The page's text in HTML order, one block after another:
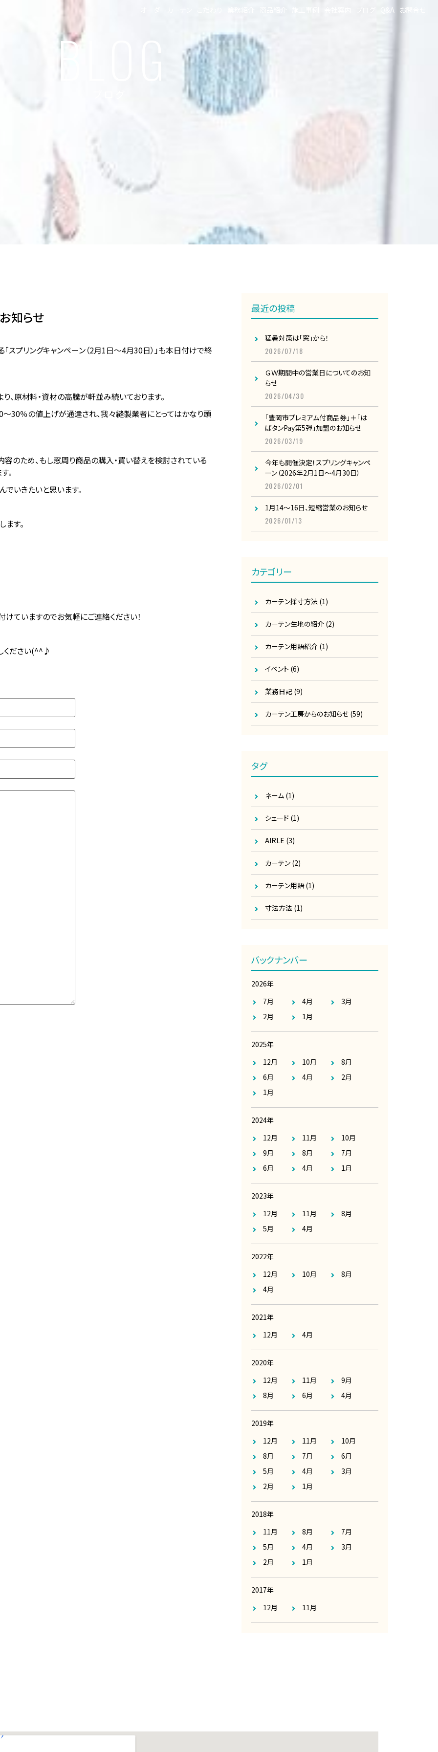
BLOG
Q&A お問合せ
知らせ
スプリングキャンペーン（2月1日～4月30日）」も本日付けで終
原材料・資材の高騰が軒並み続いております。
30％の値上げが通達され、我々縫製業者にとってはかなり頭
のため、もし窓周り商品の購入・買い替えを検討されている
。
いきたいと思います。
す。
ていますのでお気軽にご連絡ください！
ください(^^♪
最近の投稿
猛暑対策は「窓」から！
2026/07/18
ＧＷ期間中の営業日についてのお知
らせ
2026/04/30
「豊岡市プレミアム付商品券」＋「は
ばタンPay第5弾」加盟のお知らせ
2026/03/19
今年も開催決定！スプリングキャンペ
ーン（2026年2月1日～4月30日）
2026/02/01
1月14～16日、短縮営業のお知らせ
2026/01/13
カテゴリー
カーテン採寸方法 (1)
カーテン生地の紹介 (2)
カーテン用語紹介 (1)
イベント (6)
業務日記 (9)
カーテン工房からのお知らせ (59)
タグ
寸法方法 (1)
カーテン用語(1)
カーテン (2)
AIRLE (3)
シェード (1)
ネーム (1)
バックナンバー
2026年
7月
4月
3月
2月
1月
2025年
12月
10月
8月
6月
4月
2月
1月
2024年
12月
11月
10月
9月
8月
7月
6月
4月 1月
2023年
12月
11月
8月
5月
4月
2022年
12月
10月
8月
4月
2021年
12月
4月
2020年
12月
11月
9月
8月
6月 4月
2019年
12月
11月
10月
8月
7月
6月
5月
4月
3月
2月
1月
2018年
11月
8月
7月
5月
4月
3月
2月
1月
2017年
12月
11月